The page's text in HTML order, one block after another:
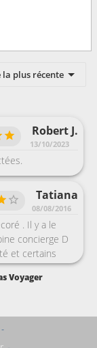
la plus récente
Robert J.
13/10/2023
Tatiana
08/08/2016
. Il y a le
concierge D
et certains
Voyager